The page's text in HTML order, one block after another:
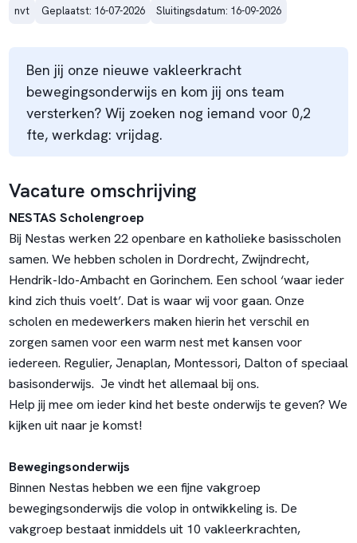
nvt
Geplaatst: 16-07-2026 Sluitingsdatum: 16-09-2026
Ben jij onze nieuwe vakleerkracht
bewegingsonderwijs en kom jij ons team
versterken? Wij zoeken nog iemand voor 0,2
fte, werkdag: vrijdag.
Vacature omschrijving
NESTAS Scholengroep
Bij Nestas werken 22 openbare en katholieke basisscholen
samen. We hebben scholen in Dordrecht, Zwijndrecht,
Hendrik-Ido-Ambacht en Gorinchem. Een school ‘waar ieder
kind zich thuis voelt’. Dat is waar wij voor gaan. Onze
scholen en medewerkers maken hierin het verschil en
zorgen samen voor een warm nest met kansen voor
iedereen. Regulier, Jenaplan, Montessori, Dalton of speciaal
basisonderwijs. Je vindt het allemaal bij ons.
Help jij mee om ieder kind het beste onderwijs te geven? We
kijken uit naar je komst!
Bewegingsonderwijs
Binnen Nestas hebben we een fijne vakgroep
bewegingsonderwijs die volop in ontwikkeling is. De
vakgroep bestaat inmiddels uit 10 vakleerkrachten,